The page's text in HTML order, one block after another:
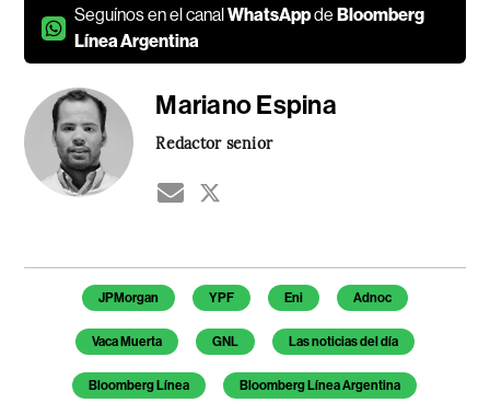
Seguínos en el canalWhatsAppdeBloomberg
Línea Argentina
Mariano Espina
Redactor senior
Temas de este artículo
JPMorgan YPF Eni Adnoc
Vaca Muerta GNL Las noticias del día
Bloomberg Línea Bloomberg Línea Argentina